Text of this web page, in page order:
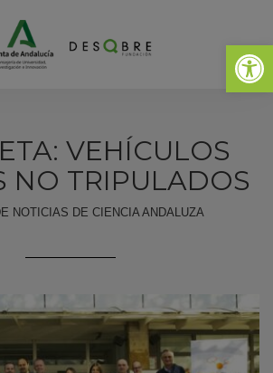
Abrir
VEHÍCULOS
NO TRIPULADOS
NOTICIAS DE CIENCIA ANDALUZA